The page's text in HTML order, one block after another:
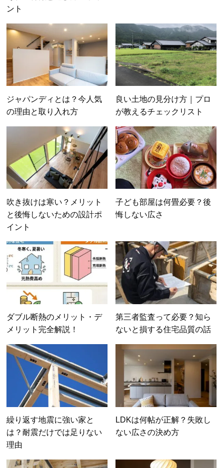
ント
ジャパンディとは？今人気
の理由と取り入れ方
良い土地の見分け方｜プロ
が教えるチェックリスト
吹き抜けは寒い？メリット
と後悔しないための設計ポ
イント
子ども部屋は何畳必要？後
悔しない広さ
ダブル断熱のメリット・デ
メリット完全解説！
第三者監査って必要？知ら
ないと損する住宅品質の話
繰り返す地震に強い家と
は？耐震だけでは足りない
理由
LDKは何帖が正解？失敗し
ない広さの決め方